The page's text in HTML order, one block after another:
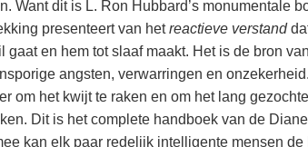
van Scientology
Freewinds
Scientology beschikbaar maken voor de
hele wereld
David Miscavige - Kerkelijk Leider van
Scientology
Want dit is L. Ron Hubbard’s monumentale
presenteert van hetreactieve verstand
gaat en hem tot slaaf maakt. Het is de bron
angsten, verwarringen en
om het kwijt te raken en om het lang
Dit is het complete handboek van de
kan elk paar redelijk intelligente mensen